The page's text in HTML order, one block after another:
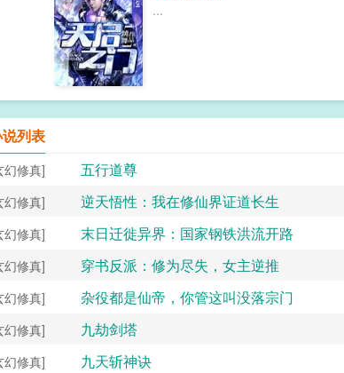
...
列表
幻修真] 五行道尊
幻修真]
逆天悟性：我在修仙界证道长生
幻修真]
末日迁徙异界：国家钢铁洪流开路
幻修真]
穿书反派：修为尽失，女主逆推
幻修真]
杂役都是仙帝，你管这叫没落宗门
幻修真]
九劫剑塔
幻修真]
九天斩神诀